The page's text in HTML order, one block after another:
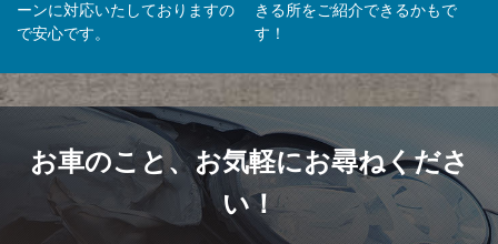
ーンに対応いたしておりますの
で安心です。
きる所をご紹介できるかもで
す！
お車のこと、お気軽にお尋ねくださ
い！